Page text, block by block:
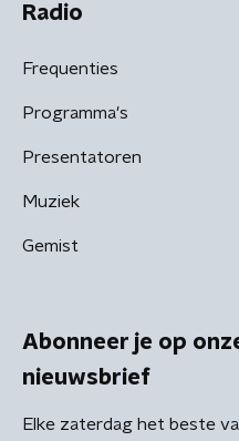
Radio
Frequenties
Programma's
Presentatoren
Muziek
Gemist
Abonneer je op
nieuwsbrief
Elke zaterdag het beste